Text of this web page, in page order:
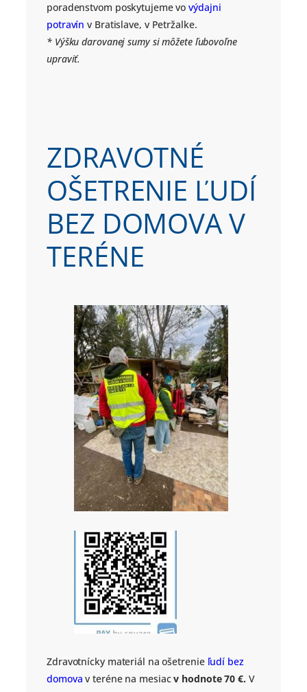
poradenstvom poskytujeme vovýdajni
potravín v Bratislave, v Petržalke.
* Výšku darovanej sumy si môžete ľubovoľne
upraviť.
ZDRAVOTNÉ
OŠETRENIE ĽUDÍ
BEZ DOMOVA V
TERÉNE
Zdravotnícky materiál na ošetrenie ľudí bez
domova v teréne na mesiacv hodnote 70 €. V